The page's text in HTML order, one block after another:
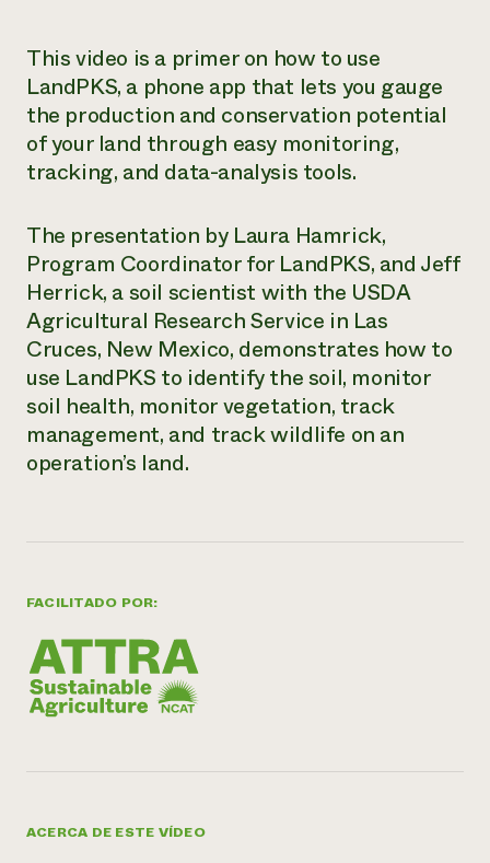
un
Llame a la
directa de
FACILITADO POR:
ACERCA DE ESTE VÍDEO
This video is a primer on how to use
LandPKS, a phone app that lets you gauge
the production and conservation potential
of your land through easy monitoring,
tracking, and data-analysis tools.
The presentation by Laura Hamrick,
Program Coordinator for LandPKS, and Jeff
Herrick, a soil scientist with the USDA
Agricultural Research Service in Las
Cruces, New Mexico, demonstrates how to
use LandPKS to identify the soil, monitor
soil health, monitor vegetation, track
management, and track wildlife on an
operation’s land.